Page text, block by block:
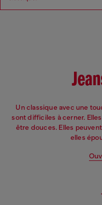
Un classique avec une
sont difficiles à cerner.
être douces. Elles
elles